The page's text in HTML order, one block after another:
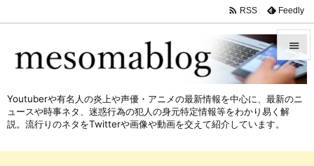



 RSS Feedly
Youtuberや有名人の炎上や声優・アニメの最新情報を中心に、最新のニ
ュースや時事ネタ、迷惑行為の犯人の身元特定情報等をわかり易く解
説。流行りのネタをTwitterや画像や動画を交えて紹介しています。